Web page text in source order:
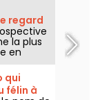
regard
la plus
en
6
ses
et
qui
félin à